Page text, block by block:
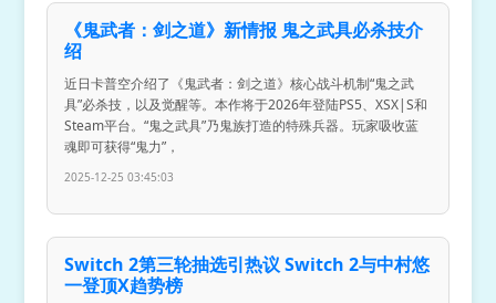
《鬼武者：剑之道》新情报 鬼之武具必杀技介
绍
近日卡普空介绍了《鬼武者：剑之道》核心战斗机制“鬼之武
具”必杀技，以及觉醒等。本作将于2026年登陆PS5、XSX|S和
Steam平台。“鬼之武具”乃鬼族打造的特殊兵器。玩家吸收蓝
魂即可获得“鬼力”，
2025-12-25 03:45:03
Switch 2第三轮抽选引热议 Switch 2与中村悠
一登顶X趋势榜